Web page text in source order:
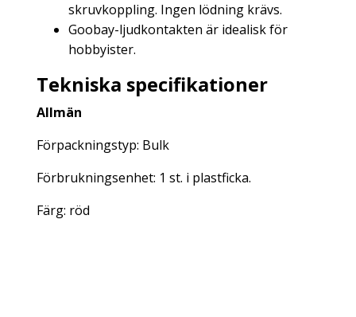
skruvkoppling. Ingen lödning krävs.
Goobay-ljudkontakten är idealisk för
hobbyister.
Tekniska specifikationer
Allmän
Förpackningstyp: Bulk
Förbrukningsenhet: 1 st. i plastficka.
Färg: röd